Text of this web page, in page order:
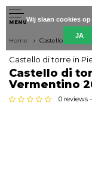
MENU
Home Castello di torre
Castello di torre in
Castello di
Vermentino
0 reviews -
Wij slaan cookies
JA